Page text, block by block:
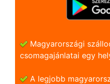
Magyarországi
csomagajánlatai egy
A legjobb